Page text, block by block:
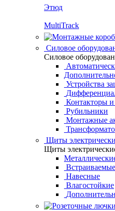
Этюд
MultiTrack
Силовое
Силовое
Устройства
Контакторы и
Рубильники
Монтажные
Щиты
Щиты
Встраиваемые
Навесные
Влагостойкие